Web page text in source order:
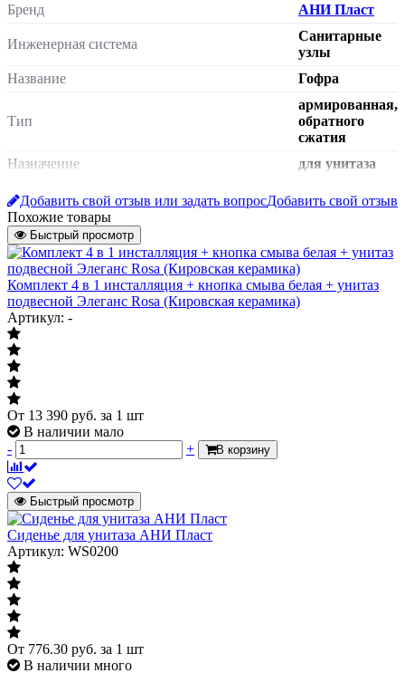
Бренд
АНИ Пласт
Инженерная система
Санитарные
узлы
Название
Гофра
Тип
армированная,
обратного
сжатия
Назначение
для унитаза
Страна происхождения
Штрих-код на одну ТМЦ
Механизм мягкого закрывания (
микролифт/Soft close)
нет
Артикул K528
Диаметр
Добавить свой отзыв или задать вопросДобавить свой отзыв
Похожие товары
Быстрый просмотр
Комплект 4 в 1 инсталляция + кнопка смыва белая + унитаз
подвесной Элеганс Rosa (Кировская керамика)
Артикул: -
От 13 390 руб. за 1 шт
В наличии мало
-
+ В корзину
Быстрый просмотр
Сиденье для унитаза АНИ Пласт
Артикул: WS0200
От 776.30 руб. за 1 шт
В наличии много